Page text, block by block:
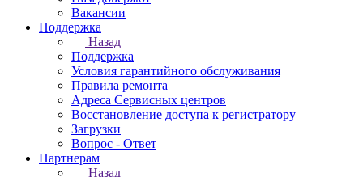
Вакансии
Поддержка
Назад
Поддержка
Условия гарантийного обслуживания
Правила ремонта
Адреса Сервисных центров
Восстановление доступа к регистратору
Загрузки
Вопрос - Ответ
Партнерам
Назад